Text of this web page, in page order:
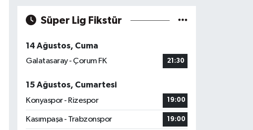
Süper Lig Fikstür
14 Ağustos, Cuma
Galatasaray - Çorum FK
21:30
15 Ağustos, Cumartesi
Konyaspor - Rizespor
19:00
Kasımpaşa - Trabzonspor 19:00